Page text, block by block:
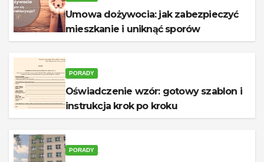
Umowa dożywocia: jak zabezpieczyć
mieszkanie i uniknąć sporów
PORADY
Oświadczenie wzór: gotowy szablon i
instrukcja krok po kroku
PORADY